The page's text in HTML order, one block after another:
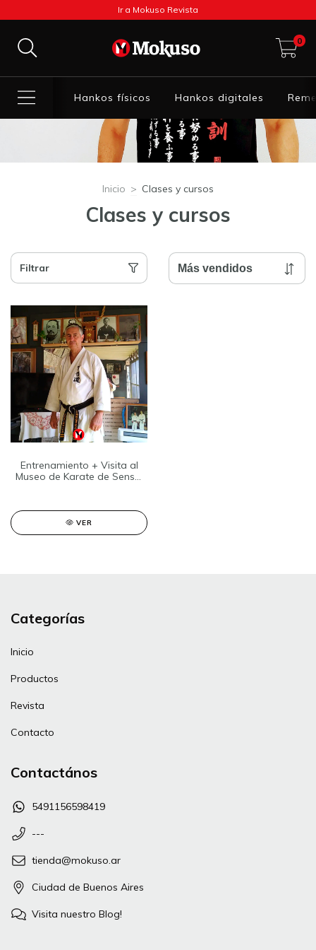
Ir a Mokuso Revista
0
Hankos físicos Hankos digitales
Inicio > Clases y cursos
Clases y cursos
Filtrar
Entrenamiento + Visita al
Museo de Karate de Sensei
VER
Categorías
Inicio
Productos
Revista
Contacto
Contactános
5491156598419
---
tienda@mokuso.ar
Ciudad de Buenos Aires
Visita nuestro Blog!